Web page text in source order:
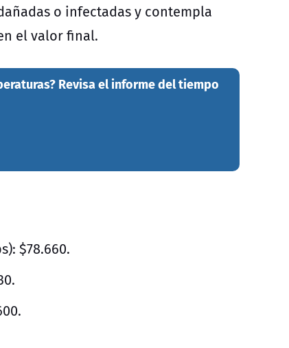
o infectadas y contempla
el valor final.
Revisa el informe del tiempo
$78.660.